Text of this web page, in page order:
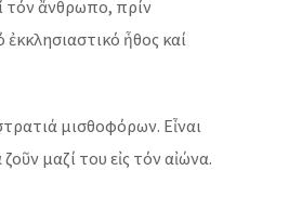
τόν ἄνθρωπο, πρίν
ἦθος καί
μισθοφόρων. Εἶναι
μαζί του εἰς τόν αἰώνα.